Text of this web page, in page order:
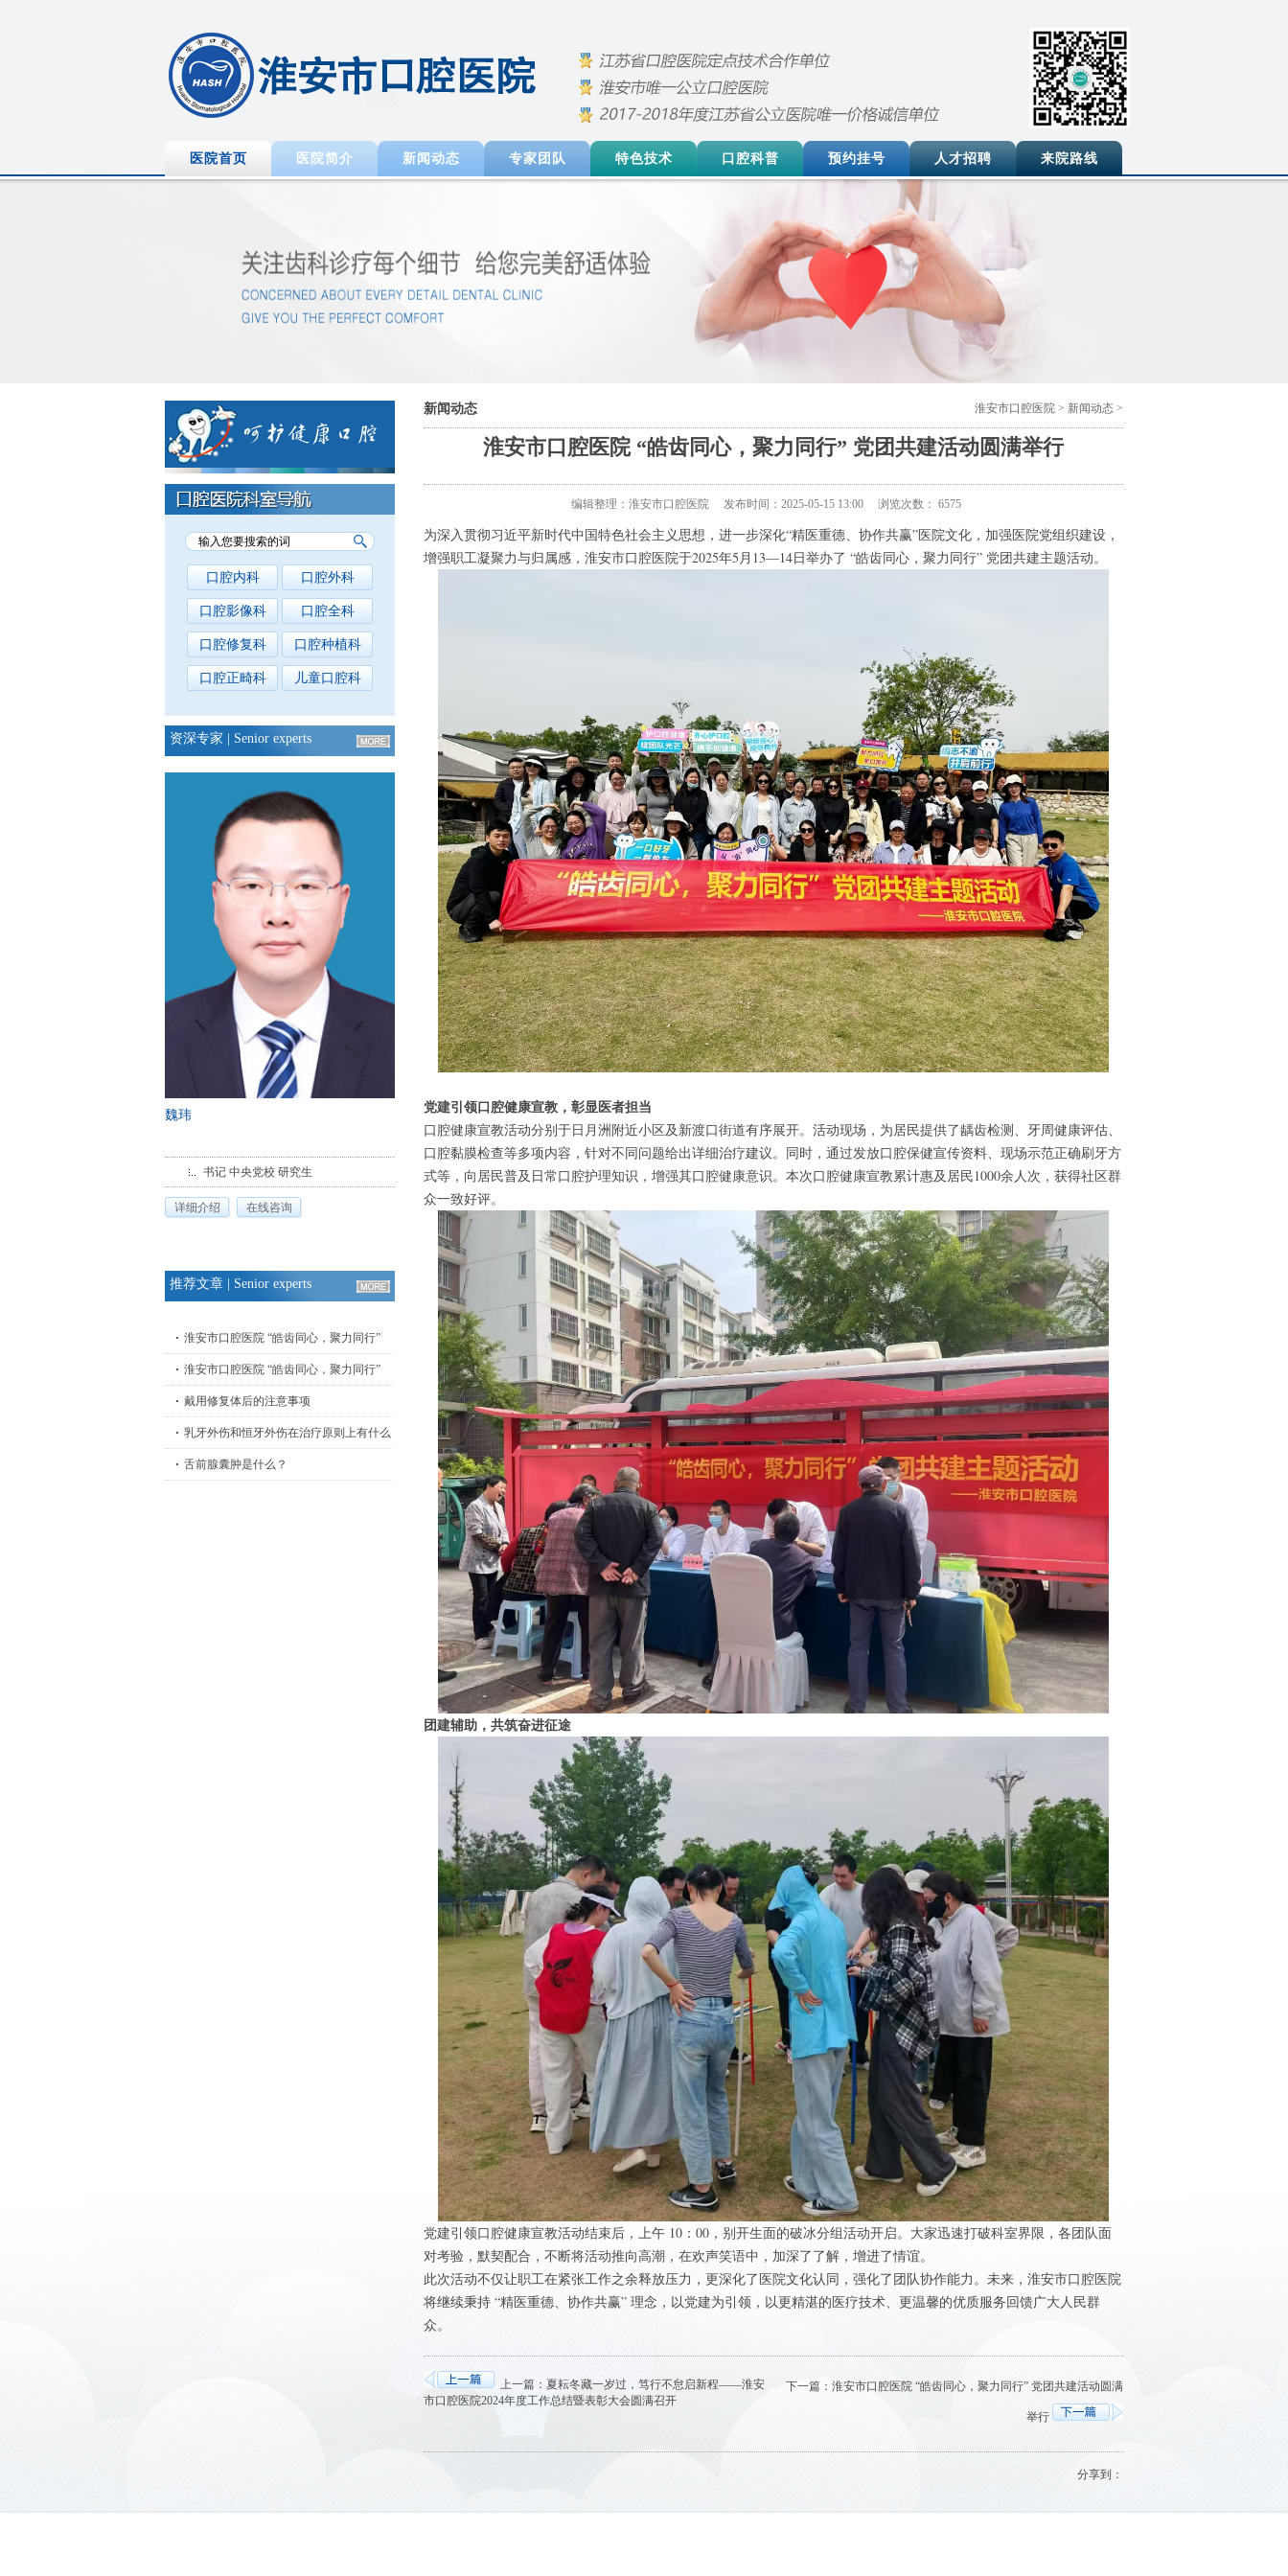
医院首页 医院简介 新闻动态 专家团队 特色技术 口腔科普 预约挂号 人才招聘 来院路线
口腔内科 口腔外科
口腔影像科 口腔全科
口腔修复科 口腔种植科
口腔正畸科 儿童口腔科
资深专家 | Senior experts
丁鑫
中共党员 副院长 团支部书记 副主任
医师 空军军医大学口腔医学院 硕士研
详细介绍 在线咨询
推荐文章 | Senior experts
淮安市口腔医院 “皓齿同心，聚力同行”
淮安市口腔医院 “皓齿同心，聚力同行”
戴用修复体后的注意事项
乳牙外伤和恒牙外伤在治疗原则上有什么
舌前腺囊肿是什么？
新闻动态 淮安市口腔医院 > 新闻动态 >
淮安市口腔医院 “皓齿同心，聚力同行” 党团共建活动圆满举行
编辑整理：淮安市口腔医院 发布时间：2025-05-15 13:00 浏览次数： 6575
为深入贯彻习近平新时代中国特色社会主义思想，进一步深化“精医重德、协作共赢”医院文化，加强医院党组织建设，
增强职工凝聚力与归属感，淮安市口腔医院于2025年5月13—14日举办了 “皓齿同心，聚力同行” 党团共建主题活动。
党建引领口腔健康宣教，彰显医者担当
口腔健康宣教活动分别于日月洲附近小区及新渡口街道有序展开。活动现场，为居民提供了龋齿检测、牙周健康评估、
口腔黏膜检查等多项内容，针对不同问题给出详细治疗建议。同时，通过发放口腔保健宣传资料、现场示范正确刷牙方
式等，向居民普及日常口腔护理知识，增强其口腔健康意识。本次口腔健康宣教累计惠及居民1000余人次，获得社区群
众一致好评。
团建辅助，共筑奋进征途
党建引领口腔健康宣教活动结束后，上午 10：00，别开生面的破冰分组活动开启。大家迅速打破科室界限，各团队面
对考验，默契配合，不断将活动推向高潮，在欢声笑语中，加深了了解，增进了情谊。
此次活动不仅让职工在紧张工作之余释放压力，更深化了医院文化认同，强化了团队协作能力。未来，淮安市口腔医院
将继续秉持 “精医重德、协作共赢” 理念，以党建为引领，以更精湛的医疗技术、更温馨的优质服务回馈广大人民群
众。
上一篇： 夏耘冬藏一岁过，笃行不怠启新程——淮安
市口腔医院2024年度工作总结暨表彰大会圆满召开
下一篇： 淮安市口腔医院 “皓齿同心，聚力同行” 党团共建活动圆满
举行
分享到：